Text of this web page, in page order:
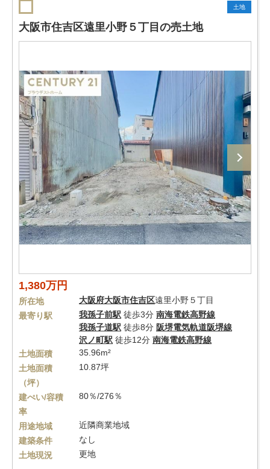
土地
大阪市住吉区遠里小野５丁目の売土地
1,380万円
所在地 大阪府大阪市住吉区遠里小野５丁目
最寄り駅
我孫子前駅 徒歩3分 南海電鉄高野線
我孫子道駅 徒歩8分 阪堺電気軌道阪堺線
沢ノ町駅 徒歩12分 南海電鉄高野線
土地面積
35.96m²
土地面積
（坪）
10.87坪
建ぺい/容積
率
80％/276％
用途地域
近隣商業地域
建築条件
なし
土地現況
更地